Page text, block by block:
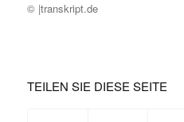
© |transkript.de
TEILEN SIE DIESE SEITE